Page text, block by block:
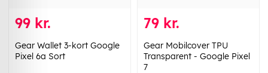
99 kr.
Gear Wallet 3-kort Google
Pixel 6a Sort
79 kr.
Gear Mobilcover TPU
Transparent - Google Pixel
7